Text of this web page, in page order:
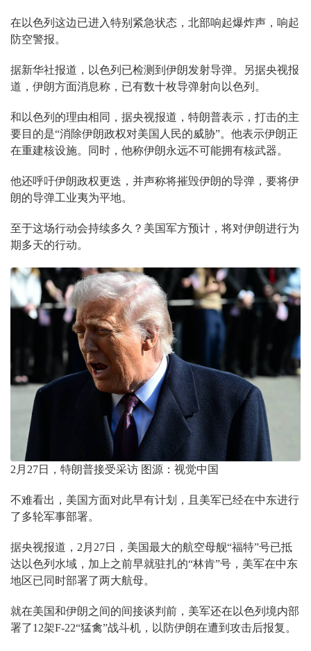
在以色列这边已进入特别紧急状态，北部响起爆炸声，响起
防空警报。
据新华社报道，以色列已检测到伊朗发射导弹。另据央视报
道，伊朗方面消息称，已有数十枚导弹射向以色列。
和以色列的理由相同，据央视报道，特朗普表示，打击的主
要目的是“消除伊朗政权对美国人民的威胁”。他表示伊朗正
在重建核设施。同时，他称伊朗永远不可能拥有核武器。
他还呼吁伊朗政权更迭，并声称将摧毁伊朗的导弹，要将伊
朗的导弹工业夷为平地。
至于这场行动会持续多久？美国军方预计，将对伊朗进行为
期多天的行动。
2月27日，特朗普接受采访 图源：视觉中国
不难看出，美国方面对此早有计划，且美军已经在中东进行
了多轮军事部署。
据央视报道，2月27日，美国最大的航空母舰“福特”号已抵
达以色列水域，加上之前早就驻扎的“林肯”号，美军在中东
地区已同时部署了两大航母。
就在美国和伊朗之间的间接谈判前，美军还在以色列境内部
署了12架F-22“猛禽”战斗机，以防伊朗在遭到攻击后报复。